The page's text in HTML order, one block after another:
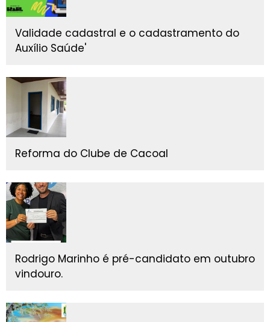
Validade cadastral e o cadastramento do
Auxílio Saúde'
Reforma do Clube de Cacoal
Rodrigo Marinho é pré-candidato em outubro
vindouro.